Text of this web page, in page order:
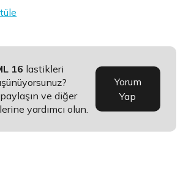
16 lastikleri
ve diğer
yardımcı olun.
Yorum
Yap